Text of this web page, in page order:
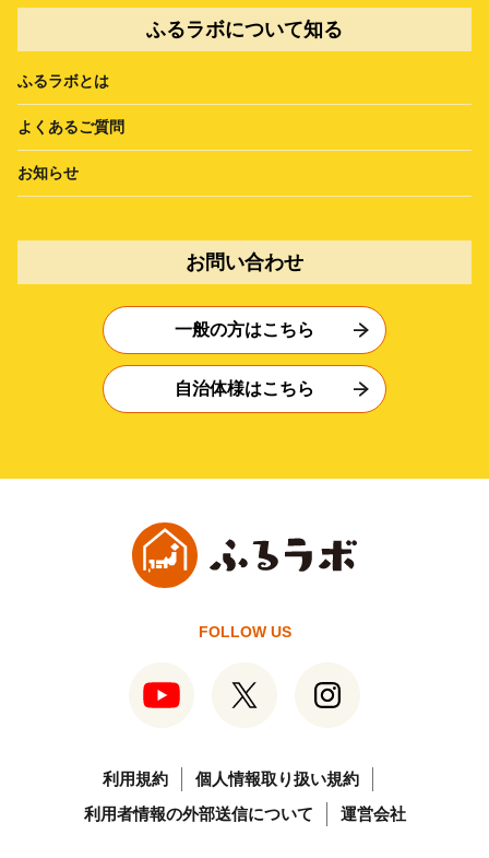
ふるラボについて知る
ふるラボとは
よくあるご質問
お知らせ
お問い合わせ
一般の方はこちら
自治体様はこちら
FOLLOW US
利用規約
個人情報取り扱い規約
利用者情報の外部送信について
運営会社